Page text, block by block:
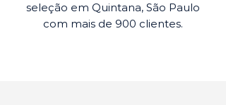
seleção em Quintana, São Paulo
com mais de 900 clientes.